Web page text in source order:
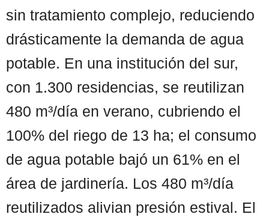
sin tratamiento complejo, reduciendo
drásticamente la demanda de agua
potable. En una institución del sur,
con 1.300 residencias, se reutilizan
480 m³/día en verano, cubriendo el
100% del riego de 13 ha; el consumo
de agua potable bajó un 61% en el
área de jardinería. Los 480 m³/día
reutilizados alivian presión estival. El